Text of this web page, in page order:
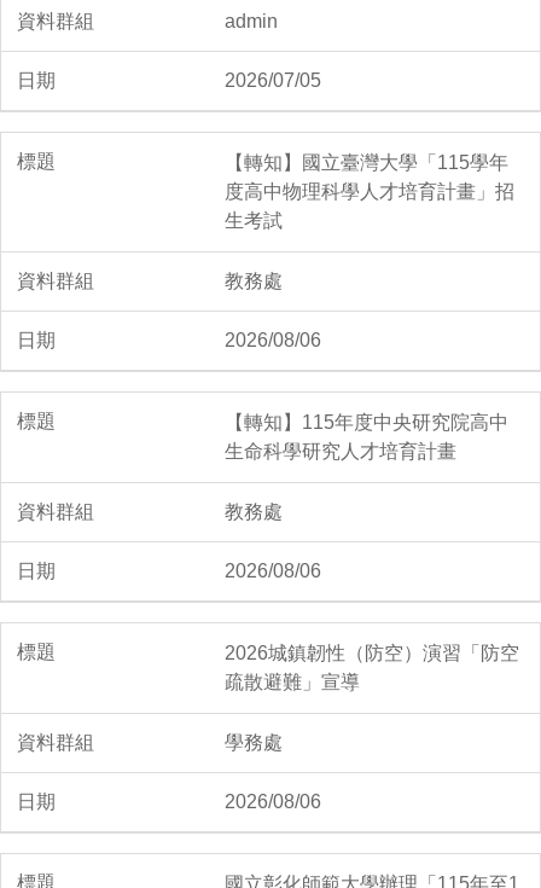
2026/05/13
🏆賀！本校高中排球隊參加新
錦標賽 榮獲高中職男子乙組第
一名！
2026/04/26
年度英語話劇比賽獲獎！
2026/04/22
市114學年度英語歌曲演唱競
admin
2026/07/05
【轉知】國立臺灣大學「115學年
度高中物理科學人才培育計畫」招
生考試
教務處
2026/08/06
【轉知】115年度中央研究院高中
生命科學研究人才培育計畫
教務處
2026/08/06
2026城鎮韌性（防空）演習「防空
疏散避難」宣導
學務處
2026/08/06